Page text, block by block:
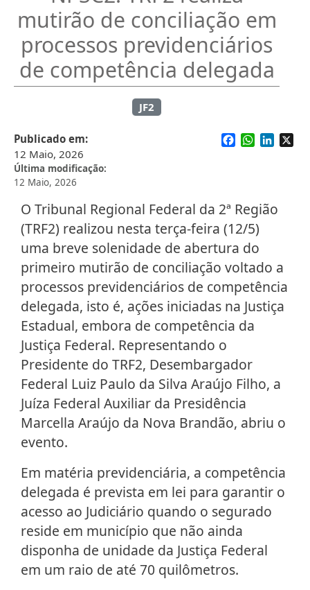
mutirão de conciliação em
processos previdenciários
de competência delegada
JF2
Publicado em
12 Maio, 2026
Última modificação
12 Maio, 2026
Facebook
WhatsApp
O Tribunal Regional Federal da 2ª Região
(TRF2) realizou nesta terça-feira (12/5)
uma breve solenidade de abertura do
primeiro mutirão de conciliação voltado a
processos previdenciários de competência
delegada, isto é, ações iniciadas na Justiça
Estadual, embora de competência da
Justiça Federal. Representando o
Presidente do TRF2, Desembargador
Federal Luiz Paulo da Silva Araújo Filho, a
Juíza Federal Auxiliar da Presidência
Marcella Araújo da Nova Brandão, abriu o
evento.
Em matéria previdenciária, a competência
delegada é prevista em lei para garantir o
acesso ao Judiciário quando o segurado
reside em município que não ainda
disponha de unidade da Justiça Federal
em um raio de até 70 quilômetros.